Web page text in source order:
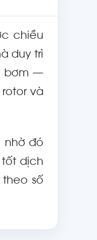
chiều
duy trì
bơm —
và
nhờ đó
tốt dịch
số